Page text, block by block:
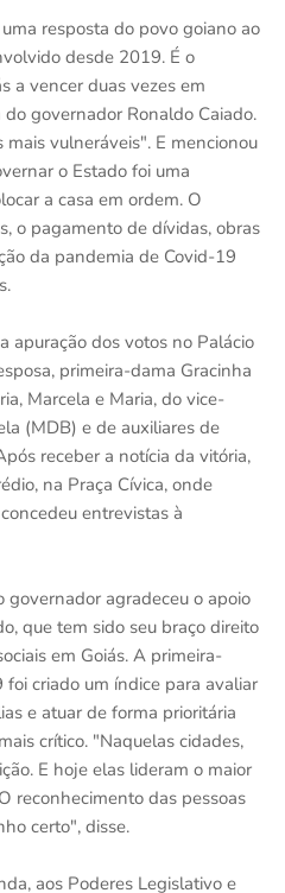
resposta do povo goiano ao
desde 2019. É o
a vencer duas vezes em
governador Ronaldo Caiado.
mais vulneráveis". E mencionou
o Estado foi uma
a casa em ordem. O
o pagamento de dívidas, obras
da pandemia de Covid-19
apuração dos votos no Palácio
primeira-dama Gracinha
Marcela e Maria, do vice-
(MDB) e de auxiliares de
receber a notícia da vitória,
na Praça Cívica, onde
entrevistas à
governador agradeceu o apoio
que tem sido seu braço direito
em Goiás. A primeira-
criado um índice para avaliar
e atuar de forma prioritária
crítico. "Naquelas cidades,
E hoje elas lideram o maior
reconhecimento das pessoas
certo", disse.
aos Poderes Legislativo e